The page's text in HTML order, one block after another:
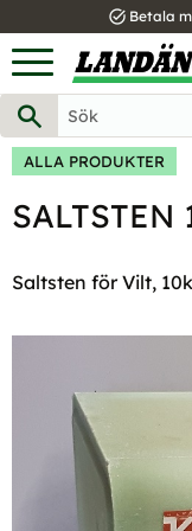
Meny
task_alt Betala
ALLA PRODUKTER
SALTSTEN
Saltsten för Vilt,